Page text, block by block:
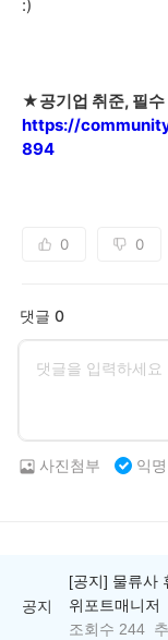
:)
★공기업 취준, 필수
https://
894
0 0
댓글 0
사진첨부 익명
공지
위포트매니저
조회수 244